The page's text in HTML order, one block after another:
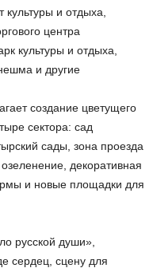
и отдыха,
центра
культуры и отдыха,
и другие
создание цветущего
сектора: сад
сады, зона проезда
декоративная
и новые площадки для
русской души»,
сердец, сцену для